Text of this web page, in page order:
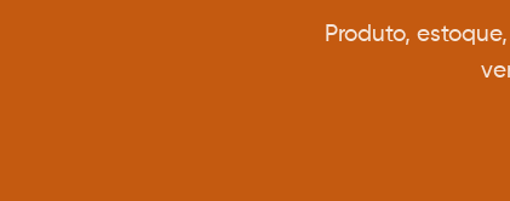
Produto,